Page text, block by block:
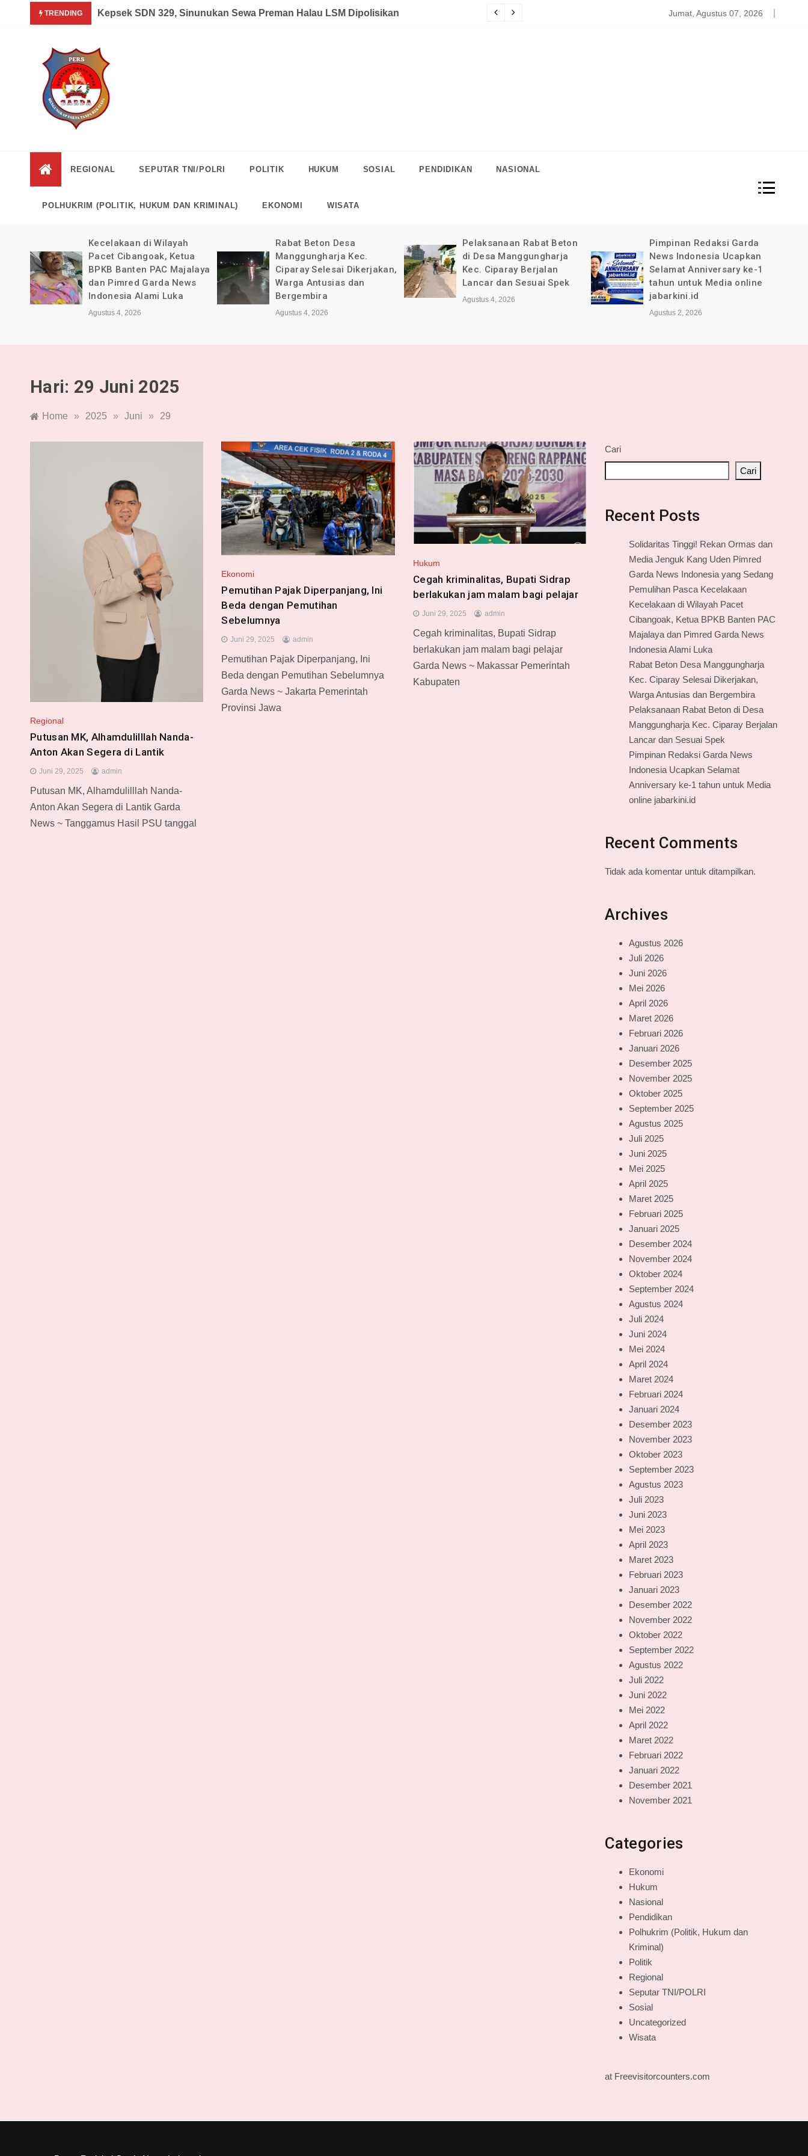
TRENDING
News Indonesia yang Sedang Pemulihan Pasca Kecelakaan
Kepsek SDN 329, Sinunukan Sewa Preman Halau LSM Dipolisikan Satgas PDBA Bantah Tidak Akomodir Bantuan Korban
Jumat, Agustus 07, 2026
News
Indonesia
Tanpa Rekayasa
REGIONAL SEPUTAR TNI/POLRI POLITIK HUKUM SOSIAL PENDIDIKAN NASIONAL
POLHUKRIM (POLITIK, HUKUM DAN KRIMINAL) EKONOMI WISATA
Kecelakaan di Wilayah
Pacet Cibangoak, Ketua
BPKB Banten PAC Majalaya
dan Pimred Garda News
Indonesia Alami Luka
Agustus 4, 2026
Rabat Beton Desa
Manggungharja Kec.
Ciparay Selesai Dikerjakan,
Warga Antusias dan
Bergembira
Agustus 4, 2026
Pelaksanaan Rabat Beton
di Desa Manggungharja
Kec. Ciparay Berjalan
Lancar dan Sesuai Spek
Agustus 4, 2026
Pimpinan Redaksi Garda
News Indonesia Ucapkan
Selamat Anniversary ke-1
tahun untuk Media online
jabarkini.id
Agustus 2, 2026
Hari: 29 Juni 2025
Home » 2025 » Juni » 29
Regional
Putusan MK, Alhamdulilllah Nanda-
Anton Akan Segera di Lantik
Juni 29, 2025 admin
Putusan MK, Alhamdulilllah Nanda-
Anton Akan Segera di Lantik Garda
News ~ Tanggamus Hasil PSU tanggal
Ekonomi
Pemutihan Pajak Diperpanjang, Ini
Beda dengan Pemutihan
Sebelumnya
Juni 29, 2025 admin
Pemutihan Pajak Diperpanjang, Ini
Beda dengan Pemutihan Sebelumnya
Garda News ~ Jakarta Pemerintah
Provinsi Jawa
Hukum
Cegah kriminalitas, Bupati Sidrap
berlakukan jam malam bagi pelajar
Juni 29, 2025 admin
Cegah kriminalitas, Bupati Sidrap
berlakukan jam malam bagi pelajar
Garda News ~ Makassar Pemerintah
Kabupaten
Cari
Cari
Recent Posts
Solidaritas Tinggi! Rekan Ormas dan
Media Jenguk Kang Uden Pimred
Garda News Indonesia yang Sedang
Pemulihan Pasca Kecelakaan
Kecelakaan di Wilayah Pacet
Cibangoak, Ketua BPKB Banten PAC
Majalaya dan Pimred Garda News
Indonesia Alami Luka
Rabat Beton Desa Manggungharja
Kec. Ciparay Selesai Dikerjakan,
Warga Antusias dan Bergembira
Pelaksanaan Rabat Beton di Desa
Manggungharja Kec. Ciparay Berjalan
Lancar dan Sesuai Spek
Pimpinan Redaksi Garda News
Indonesia Ucapkan Selamat
Anniversary ke-1 tahun untuk Media
online jabarkini.id
Recent Comments
Tidak ada komentar untuk ditampilkan.
Archives
Agustus 2026
Juli 2026
Juni 2026
Mei 2026
April 2026
Maret 2026
Februari 2026
Januari 2026
Desember 2025
November 2025
Oktober 2025
September 2025
Agustus 2025
Juli 2025
Juni 2025
Mei 2025
April 2025
Maret 2025
Februari 2025
Januari 2025
Desember 2024
November 2024
Oktober 2024
September 2024
Agustus 2024
Juli 2024
Juni 2024
Mei 2024
April 2024
Maret 2024
Februari 2024
Januari 2024
Desember 2023
November 2023
Oktober 2023
September 2023
Agustus 2023
Juli 2023
Juni 2023
Mei 2023
April 2023
Maret 2023
Februari 2023
Januari 2023
Desember 2022
November 2022
Oktober 2022
September 2022
Agustus 2022
Juli 2022
Juni 2022
Mei 2022
April 2022
Maret 2022
Februari 2022
Januari 2022
Desember 2021
November 2021
Categories
Ekonomi
Hukum
Nasional
Pendidikan
Polhukrim (Politik, Hukum dan
Kriminal)
Politik
Regional
Seputar TNI/POLRI
Sosial
Uncategorized
Wisata
at Freevisitorcounters.com